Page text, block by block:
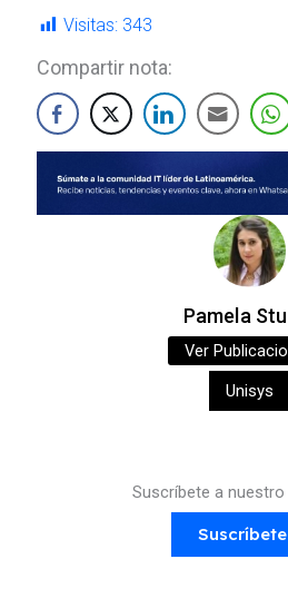
Visitas: 343
Compartir nota:
Pamela
Ver
Unisys
Suscríbete a
Suscríbete